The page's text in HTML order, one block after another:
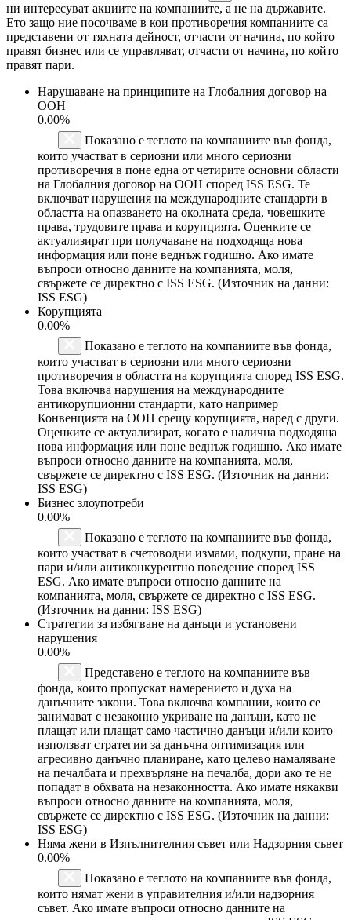
ни интересуват акциите на компаниите, а не на държавите.
Ето защо ние посочваме в кои противоречия компаниите са
представени от тяхната дейност, отчасти от начина, по който
правят бизнес или се управляват, отчасти от начина, по който
правят пари.
Нарушаване на принципите на Глобалния договор на
ООН
0.00%
Показано е теглото на компаниите във фонда,
които участват в сериозни или много сериозни
противоречия в поне една от четирите основни области
на Глобалния договор на ООН според ISS ESG. Те
включват нарушения на международните стандарти в
областта на опазването на околната среда, човешките
права, трудовите права и корупцията. Оценките се
актуализират при получаване на подходяща нова
информация или поне веднъж годишно. Ако имате
въпроси относно данните на компанията, моля,
свържете се директно с ISS ESG. (Източник на данни:
ISS ESG)
Корупцията
0.00%
Показано е теглото на компаниите във фонда,
които участват в сериозни или много сериозни
противоречия в областта на корупцията според ISS ESG.
Това включва нарушения на международните
антикорупционни стандарти, като например
Конвенцията на ООН срещу корупцията, наред с други.
Оценките се актуализират, когато е налична подходяща
нова информация или поне веднъж годишно. Ако имате
въпроси относно данните на компанията, моля,
свържете се директно с ISS ESG. (Източник на данни:
ISS ESG)
Бизнес злоупотреби
0.00%
Показано е теглото на компаниите във фонда,
които участват в счетоводни измами, подкупи, пране на
пари и/или антиконкурентно поведение според ISS
ESG. Ако имате въпроси относно данните на
компанията, моля, свържете се директно с ISS ESG.
(Източник на данни: ISS ESG)
Стратегии за избягване на данъци и установени
нарушения
0.00%
Представено е теглото на компаниите във
фонда, които пропускат намерението и духа на
данъчните закони. Това включва компании, които се
занимават с незаконно укриване на данъци, като не
плащат или плащат само частично данъци и/или които
използват стратегии за данъчна оптимизация или
агресивно данъчно планиране, като целево намаляване
на печалбата и прехвърляне на печалба, дори ако те не
попадат в обхвата на незаконността. Ако имате някакви
въпроси относно данните на компанията, моля,
свържете се директно с ISS ESG. (Източник на данни:
ISS ESG)
Няма жени в Изпълнителния съвет или Надзорния съвет
0.00%
Показано е теглото на компаниите във фонда,
които нямат жени в управителния и/или надзорния
съвет. Ако имате въпроси относно данните на